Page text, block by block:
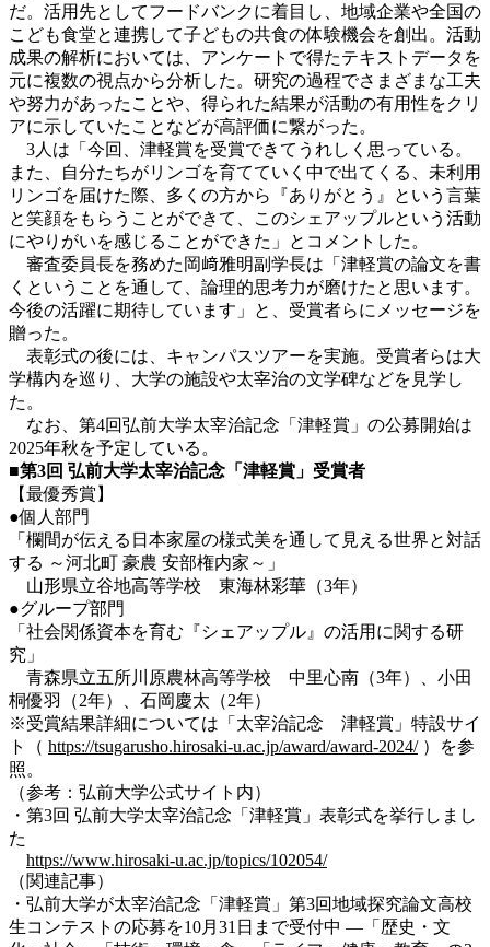
だ。活用先としてフードバンクに着目し、地域企業や全国の
こども食堂と連携して子どもの共食の体験機会を創出。活動
成果の解析においては、アンケートで得たテキストデータを
元に複数の視点から分析した。研究の過程でさまざまな工夫
や努力があったことや、得られた結果が活動の有用性をクリ
アに示していたことなどが高評価に繋がった。
3人は「今回、津軽賞を受賞できてうれしく思っている。
また、自分たちがリンゴを育てていく中で出てくる、未利用
リンゴを届けた際、多くの方から『ありがとう』という言葉
と笑顔をもらうことができて、このシェアップルという活動
にやりがいを感じることができた」とコメントした。
審査委員長を務めた岡﨑雅明副学長は「津軽賞の論文を書
くということを通して、論理的思考力が磨けたと思います。
今後の活躍に期待しています」と、受賞者らにメッセージを
贈った。
表彰式の後には、キャンパスツアーを実施。受賞者らは大
学構内を巡り、大学の施設や太宰治の文学碑などを見学し
た。
なお、第4回弘前大学太宰治記念「津軽賞」の公募開始は
2025年秋を予定している。
■第3回 弘前大学太宰治記念「津軽賞」受賞者
【最優秀賞】
●個人部門
「欄間が伝える日本家屋の様式美を通して見える世界と対話
する ～河北町 豪農 安部権内家～」
山形県立谷地高等学校 東海林彩華（3年）
●グループ部門
「社会関係資本を育む『シェアップル』の活用に関する研
究」
青森県立五所川原農林高等学校 中里心南（3年）、小田
桐優羽（2年）、石岡慶太（2年）
※受賞結果詳細については「太宰治記念 津軽賞」特設サイ
ト（ https://tsugarusho.hirosaki-u.ac.jp/award/award-2024/）を参
照。
（参考：弘前大学公式サイト内）
・第3回 弘前大学太宰治記念「津軽賞」表彰式を挙行しまし
た
https://www.hirosaki-u.ac.jp/topics/102054/
（関連記事）
・弘前大学が太宰治記念「津軽賞」第3回地域探究論文高校
生コンテストの応募を10月31日まで受付中 ―「歴史・文